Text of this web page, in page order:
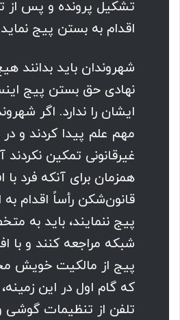
تشکیل پرونده و پس از
اقدام به بستن پیج
شهروندان باید
نهادی حق بستن پیج
ایشان را ندارد. اگر
مهم علم پیدا کردند و در
غیرقانونی تمکین نکردند
همزمان برای آنکه فرد با
قانون‌شکن رأساً اقدام
پیج ننمایند، باید به
شبکه مراجعه کنند و با
پیج از مالکیت خویش
که گام اول در این
تلفن از تنظیمات گوشی